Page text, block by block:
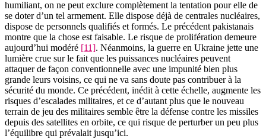
humiliant, on ne peut exclure complètement la tentation pour elle de
se doter d’un tel armement. Elle dispose déjà de centrales nucléaires,
dispose de personnels qualifiés et formés. Le précédent pakistanais
montre que la chose est faisable. Le risque de prolifération demeure
aujourd’hui modéré [11]. Néanmoins, la guerre en Ukraine jette une
lumière crue sur le fait que les puissances nucléaires peuvent
attaquer de façon conventionnelle avec une impunité bien plus
grande leurs voisins, ce qui ne va sans doute pas contribuer à la
sécurité du monde. Ce précédent, inédit à cette échelle, augmente les
risques d’escalades militaires, et ce d’autant plus que le nouveau
terrain de jeu des militaires semble être la défense contre les missiles
depuis des satellites en orbite, ce qui risque de perturber un peu plus
l’équilibre qui prévalait jusqu’ici.